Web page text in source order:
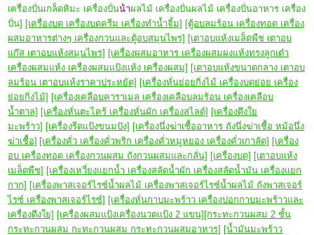
เครื่องปั่นเกล็ดหิมะ เครื่องปั่นน้ําผลไม้ เครื่องปั่นผลไม้ เครื่องปั่นอาหาร เครื่อง
ปั่น] [เครื่องบด เครื่องบดครีม เครื่องทำน้ำจิ้ม] [ตู้อบลมร้อน เครื่องทอด เครื่อง
ผสมอาหารต่างๆ เครื่องกวนและตู้อบสมุนไพร] [เตาอบแห้งเมล็ดพืช เตาอบ
แก๊ส เตาอบแห้งสมุนไพร] [เครื่องผสมอาหาร เครื่องผสมผงแห้งทรงลูกเต๋า
เครื่องผสมแห้ง เครื่องผสมแป้งแห้ง เครื่องผสม] [เตาอบแห้งขนาดกลาง เตาอบ
ลมร้อน เตาอบแห้งราคาประหยัด] [เครื่องหั่นย่อยกิ่งไม้ เครื่องบดย่อย เครื่อง
ย่อยกิ่งไม้] [เครื่องเคลือบคาราเมล เครื่องเคลือบลมร้อน เครื่องเคลือบ
น้ำตาล] [เครื่องหั่นตะไคร้ เครื่องหั่นผัก เครื่องสไลด์] [เครื่องดึงใย
มะพร้าว] [เครื่องรีดแป้งขนมปัง] [เครื่องนึ่งฆ่าเชื้ออาหาร ถังนึ่งฆ่าเชื้อ หม้อนึ่ง
ฆ่าเชื้อ] [เครื่องคั่ว เครื่องคั่วพริก เครื่องคั่วหมูหยอง เครื่องคั่วเกาลัด] [เครื่อง
อบ เครื่องทอด เครื่องกวนผสม ถังกวนผสมและกลั่น] [เครื่องบด] [เตาอบแห้ง
เมล็ดพืช] [เครื่องเหวี่ยงแยกน้ำ เครื่องสลัดน้ำผัก เครื่องสลัดน้ำมัน เครื่องแยก
กาก] [เครื่องพาสเจอร์ไรซ์น้ำผลไม้ เครื่องพาสเจอร์ไรซ์น้ำผลไม้ ถังพาสเจอร์
ไรซ์ เครื่องพาสเจอร์ไรซ์] [เครื่องหั่นกาบมะพร้าว เครื่องปอกกาบมะพร้าวและ
เครื่องดึงใย] [เครื่องผสมแป้งเครื่องนวดแป้ง 2 แขน] [กระทะกวนผสม 2 ชั้น
กระทะกวนผสม กะทะกวนผสม กระทะกวนผสมอาหาร] [น้ำมันมะพร้าว